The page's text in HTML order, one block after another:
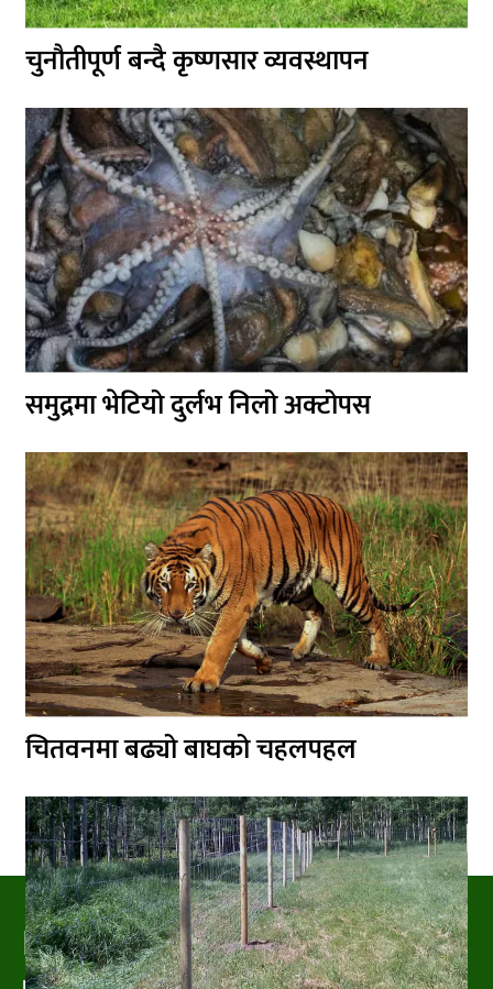
चुनौतीपूर्ण बन्दै कृष्णसार व्यवस्थापन
समुद्रमा भेटियो दुर्लभ निलो अक्टोपस
चितवनमा बढ्यो बाघको चहलपहल
PRAKRITIPRESS